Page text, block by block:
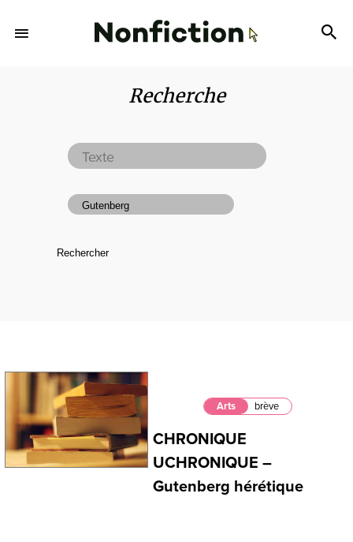
Recherche
Arts brève
CHRONIQUE
UCHRONIQUE –
Gutenberg hérétique